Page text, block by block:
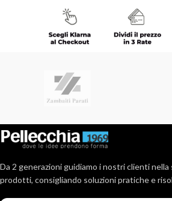
Da 2 generazioni guidiamo i nostri clienti
prodotti, consigliando soluzioni pratiche e